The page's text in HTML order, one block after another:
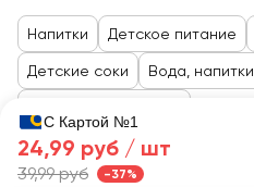
Напитки Детское питание
Детские соки Вода, напитки
С Картой №1
24,99 руб / шт
39,99 руб -37%